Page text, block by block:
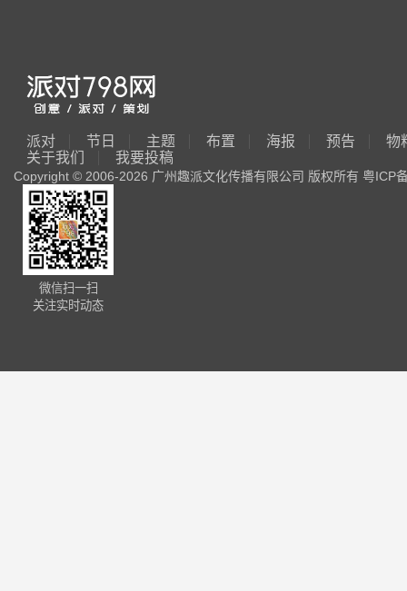
派对 节日 主题 布置 海报 预告
物
关于我们
我要投稿
Copyright © 2006-2026 广州趣派文化传播有限公司 版权所有 粤ICP
微信扫一扫
关注实时动态